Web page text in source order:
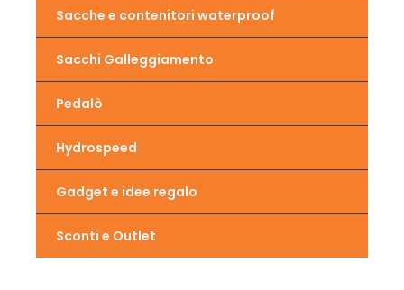
Sacche e contenitori waterproof
Sacchi Galleggiamento
Pedalò
Hydrospeed
Gadget e idee regalo
Sconti e Outlet